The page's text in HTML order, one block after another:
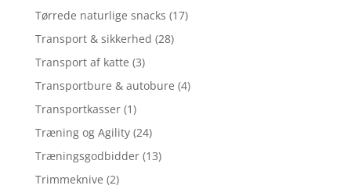
Tørrede naturlige snacks (17)
Transport & sikkerhed (28)
Transport af katte (3)
Transportbure & autobure (4)
Transportkasser (1)
Træning og Agility (24)
Træningsgodbidder (13)
Trimmeknive (2)